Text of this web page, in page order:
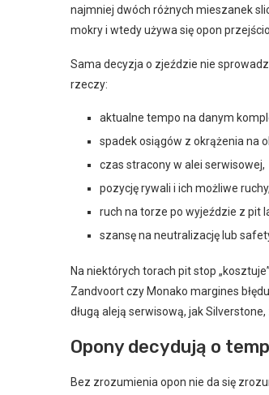
najmniej dwóch różnych mieszanek
mokry i wtedy używa się opon
Sama decyzja o zjeździe nie
rzeczy:
aktualne tempo na danym
spadek osiągów z okrążenia na
czas stracony w alei serwisowej,
pozycję rywali i ich możliwe ruchy,
ruch na torze po wyjeździe z pit
szansę na neutralizację lub
Na niektórych torach pit stop
Zandvoort czy Monako margines
długą aleją serwisową, jak
Opony decydują o
Bez zrozumienia opon nie da się